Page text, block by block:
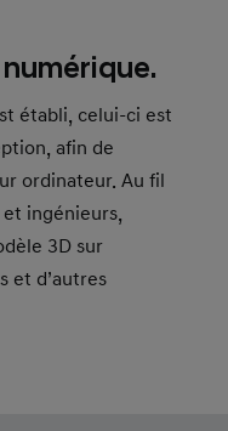
établi, celui-ci est
afin de
ordinateur. Au fil
ingénieurs,
3D sur
et d’autres